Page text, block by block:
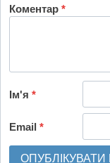
Коментар*
Ім'я*
Email*